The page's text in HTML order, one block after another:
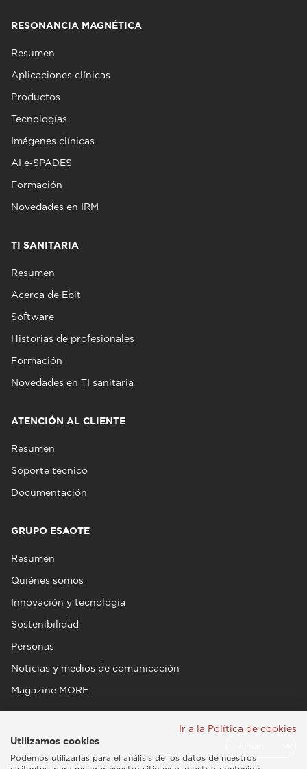
RESONANCIA MAGNÉTICA
Resumen
Aplicaciones clínicas
Productos
Tecnologías
Imágenes clínicas
AI e‑SPADES
Formación
Novedades en IRM
TI SANITARIA
Resumen
Acerca de Ebit
Software
Historias de profesionales
Formación
Novedades en TI sanitaria
ATENCIÓN AL CLIENTE
Resumen
Soporte técnico
Documentación
GRUPO ESAOTE
Resumen
Quiénes somos
Innovación y tecnología
Sostenibilidad
Personas
Noticias y medios de comunicación
Magazine MORE
Ir a la Política de cookies
Utilizamos cookies
Podemos utilizarlas para el análisis de los datos de nuestros